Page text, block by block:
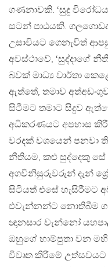
ගණනාවකි. ‘සුදු
සටන් පාඨයකි.
උසාවියට ගෙනැවිත්
අවස්ථාවේ, ‘සුද්දාගේ
බවක් මාධ්‍ය වාර්තා
ඇත්තේ, තමාව
සිටීමට තමාට සිදුව
අධිකරණයට අපහාස
වරදක් වශයෙන් පනවා
නීතියම, කළු සුද්දෙකු
අගවිනිසුරුවරුන් දැන්
සිටියත් එසේ හැසිරීමට
එවැන්නන්ට නොතිබීම
ඥානසාර වැන්නෝ
ඔහුගේ හාම්පුතා වන
විවෘත කිරීමේ උත්සවයට